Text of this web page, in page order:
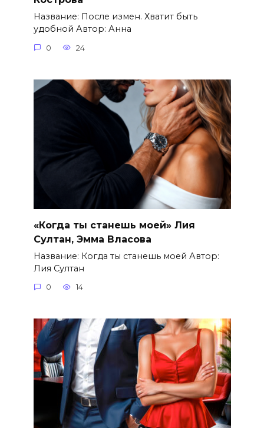
Название: После измен. Хватит быть
удобной Автор: Анна
0 24
«Когда ты станешь моей» Лия
Султан, Эмма Власова
Название: Когда ты станешь моей Автор:
Лия Султан
0 14